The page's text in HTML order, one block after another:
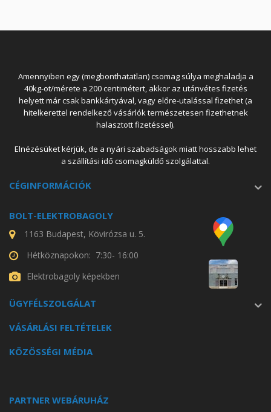
Amennyiben egy (megbonthatatlan) csomag súlya meghaladja a
40kg-ot/mérete a 200 centimétert, akkor az utánvétes fizetés
helyett már csak bankkártyával, vagy előre-utalással fizethet (a
hitelkerettel rendelkező vásárlók természetesen fizethetnek
halasztott fizetéssel).
Elnézésüket kérjük, de a nyári szabadságok miatt hosszabb lehet
a szállítási idő csomagküldő szolgálattal.
CÉGINFORMÁCIÓK
BOLT-ELEKTROBAGOLY
1163 Budapest, Kövirózsa u. 5.
Hétköznapokon: 7:30- 16:00
Elektrobagoly képekben
ÜGYFÉLSZOLGÁLAT
VÁSÁRLÁSI FELTÉTELEK
KÖZÖSSÉGI MÉDIA
PARTNER WEBÁRUHÁZ